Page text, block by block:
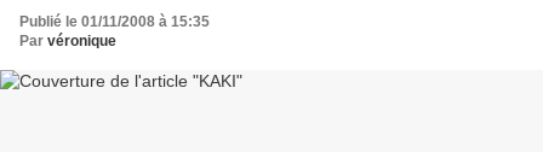
Publié le 01/11/2008 à 15:35
Par véronique